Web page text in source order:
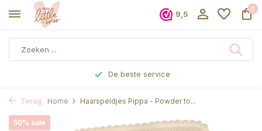
9,5
0
De beste service
Terug Home Haarspeldjes Pippa - Powder to...
50% sale